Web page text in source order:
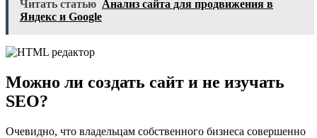
Читать статью Анализ сайта для продвижения в
Яндекс и Google
Можно ли создать сайт и не изучать
SEO?
Очевидно, что владельцам собственного бизнеса совершенно